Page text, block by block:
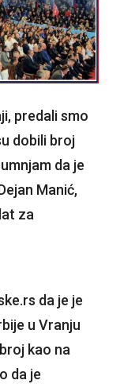
predali smo
dobili broj
da je
Manić,
za
da je je
u Vranju
kao na
da je